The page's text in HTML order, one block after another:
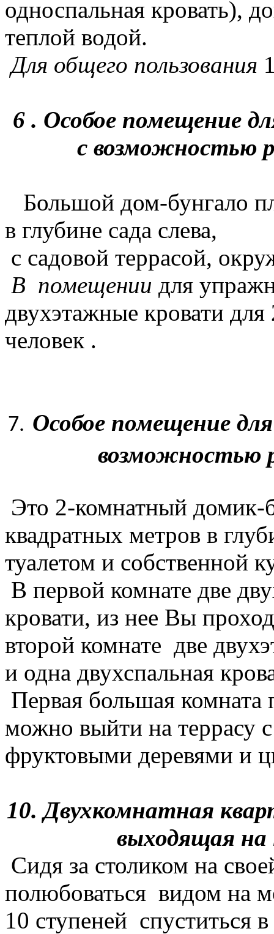
односпальная кровать),
теплой водой.
Для общего пользования
6 . Особое помещение
с возможностью
Большой дом-бунгало
в глубине сада слева,
с садовой террасой,
В помещении для
двухэтажные кровати для
человек .
Особое помещение
возможностью
Это 2-комнатный
квадратных метров в
туалетом и собственной
В первой комнате две
кровати, из нее Вы
второй комнате две
и одна двухспальная
Первая большая
можно выйти на террасу
фруктовыми деревями и
10. Двухкомнатная
выходящая на
Сидя за столиком на
полюбоваться видом на
10 ступеней спуститься в